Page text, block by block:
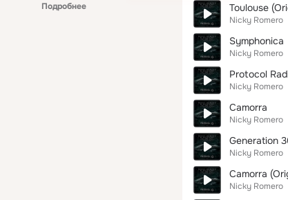
Подробнее
Toulouse
Nicky Romero
Symphonica
Nicky Romero
Protocol
Nicky Romero
Camorra
Nicky Romero
Generation
Nicky Romero
Camorra
Nicky Romero